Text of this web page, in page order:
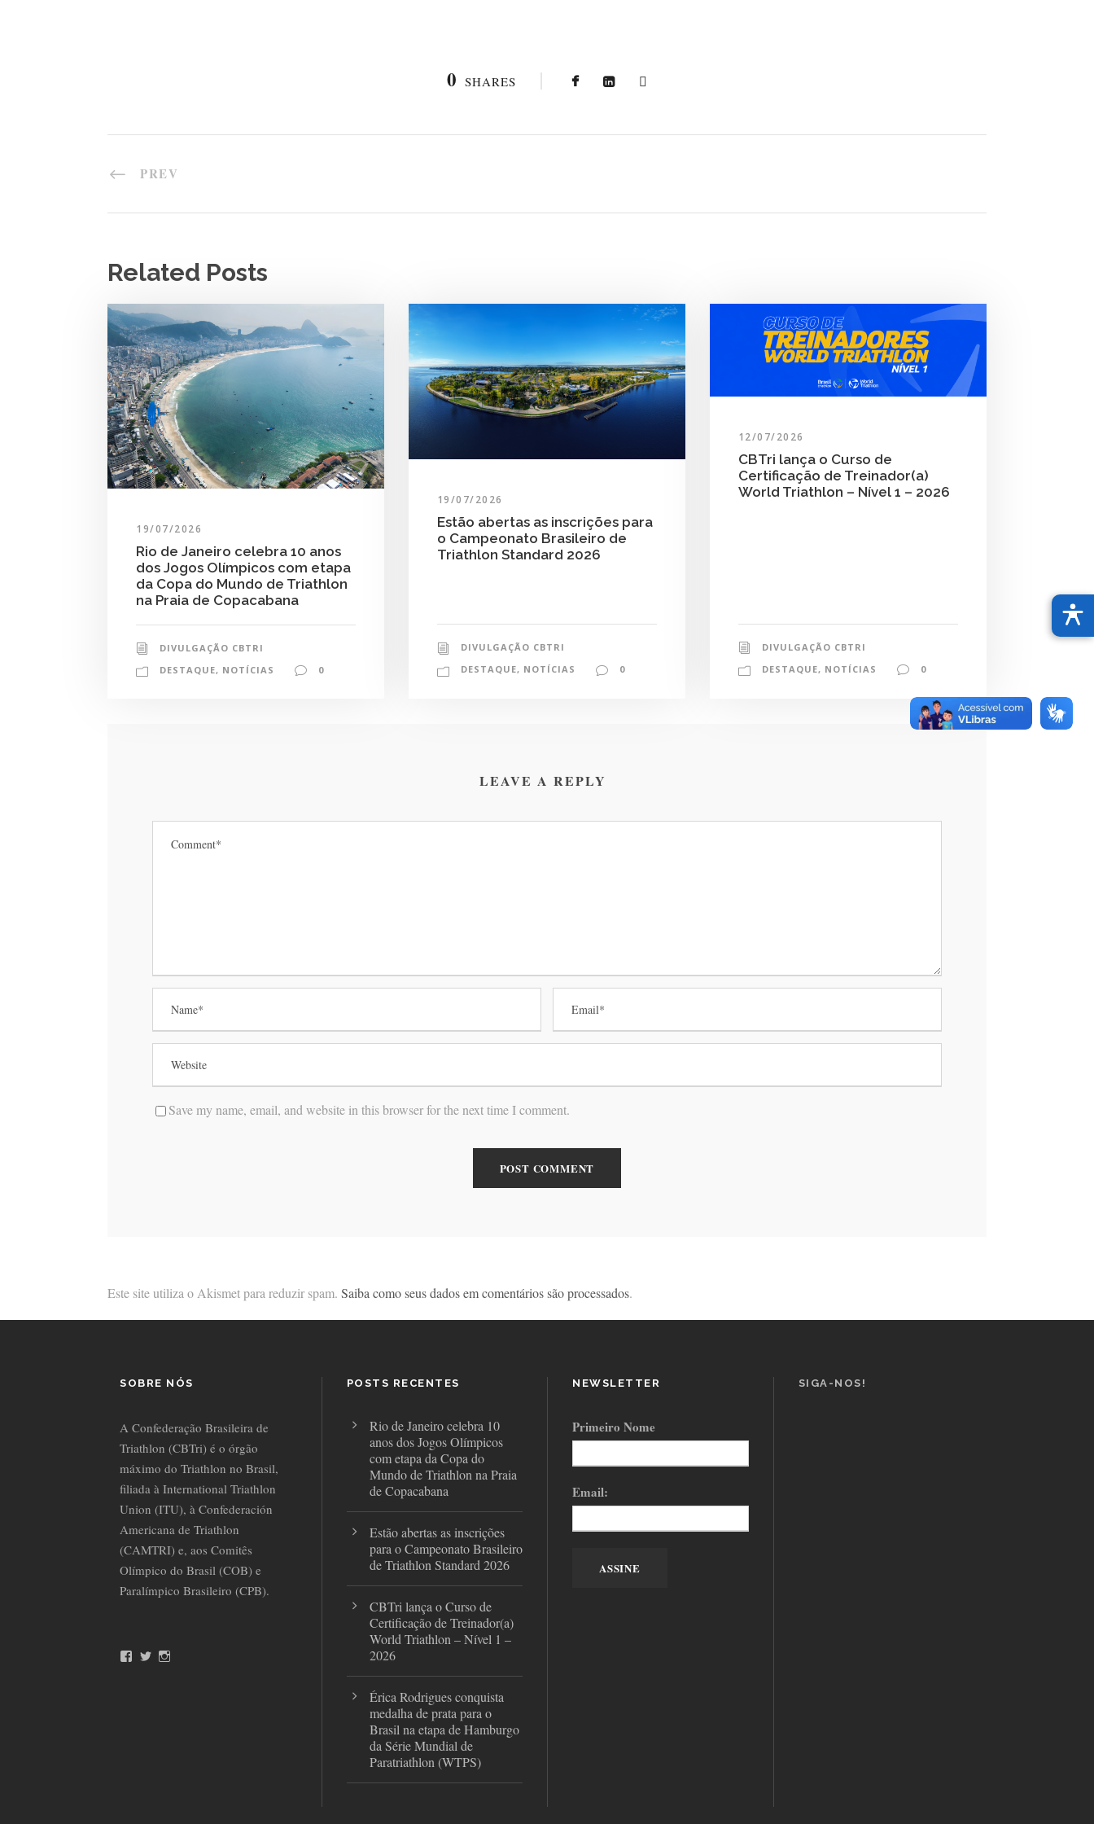
0 SHARES
PREV
Related Posts
19/07/2026
Rio de Janeiro celebra 10 anos
dos Jogos Olímpicos com etapa
da Copa do Mundo de Triathlon
na Praia de Copacabana
DIVULGAÇÃO CBTRI
DESTAQUE, NOTÍCIAS 0
19/07/2026
Estão abertas as inscrições para
o Campeonato Brasileiro de
Triathlon Standard 2026
DIVULGAÇÃO CBTRI
DESTAQUE, NOTÍCIAS 0
12/07/2026
CBTri lança o Curso de
Certificação de Treinador(a)
World Triathlon – Nível 1 – 2026
DIVULGAÇÃO CBTRI
DESTAQUE, NOTÍCIAS 0
LEAVE A REPLY
Save my name, email, and website in this browser for the next time I comment.
Este site utiliza o Akismet para reduzir spam. Saiba como seus dados em comentários são processados.
SOBRE NÓS
A Confederação Brasileira de
Triathlon (CBTri) é o órgão
máximo do Triathlon no Brasil,
filiada à International Triathlon
Union (ITU), à Confederación
Americana de Triathlon
(CAMTRI) e, aos Comitês
Olímpico do Brasil (COB) e
Paralímpico Brasileiro (CPB).
T
POSTS RECENTES
Rio de Janeiro celebra 10
anos dos Jogos Olímpicos
com etapa da Copa do
Mundo de Triathlon na Praia
de Copacabana
Estão abertas as inscrições
para o Campeonato Brasileiro
de Triathlon Standard 2026
CBTri lança o Curso de
Certificação de Treinador(a)
World Triathlon – Nível 1 –
2026
Érica Rodrigues conquista
medalha de prata para o
Brasil na etapa de Hamburgo
da Série Mundial de
Paratriathlon (WTPS)
NEWSLETTER
Primeiro Nome
Email:
SIGA-NOS!